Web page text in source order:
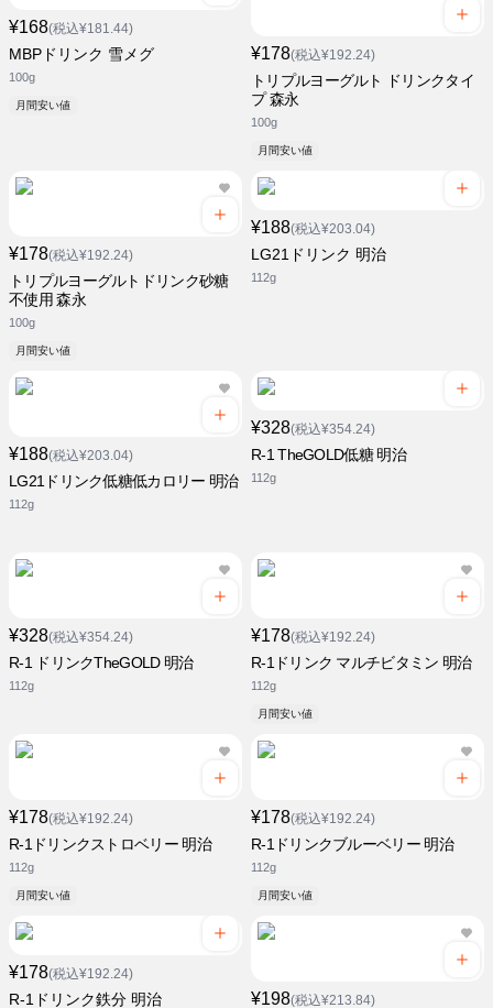
¥168(税込¥181.44)
MBPドリンク 雪メグ
100g
月間安い値
¥178(税込¥192.24)
トリプルヨーグルト ドリンクタイ
プ 森永
100g
月間安い値
¥178(税込¥192.24)
トリプルヨーグルトドリンク砂糖
不使用 森永
100g
月間安い値
¥188(税込¥203.04)
LG21ドリンク 明治
112g
¥188(税込¥203.04)
LG21ドリンク低糖低カロリー 明治
112g
¥328(税込¥354.24)
R-1 TheGOLD低糖 明治
112g
¥328(税込¥354.24)
R-1 ドリンクTheGOLD 明治
112g
¥178(税込¥192.24)
R-1ドリンク マルチビタミン 明治
112g
月間安い値
¥178(税込¥192.24)
R-1ドリンクストロベリー 明治
112g
月間安い値
¥178(税込¥192.24)
R-1ドリンクブルーベリー 明治
112g
月間安い値
¥178(税込¥192.24)
R-1ドリンク鉄分 明治 ¥198(税込¥213.84)